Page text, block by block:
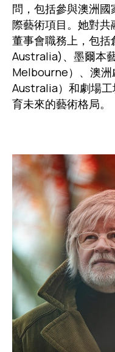
問，包括參與澳洲
際藝術項目。她對
董事會職務上，包
Australia)、墨爾本
Melbourne）、澳
Australia）和劇場
育未來的藝術格局。
圖片